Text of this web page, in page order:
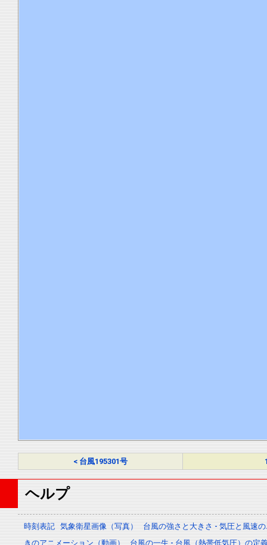
< 台風195301号
ヘルプ
時刻表記 気象衛星画像（写真）
台風の強さと大きさ - 気圧と風速
きのアニメーション（動画）
台風の一生 - 台風（熱帯低気圧）の定